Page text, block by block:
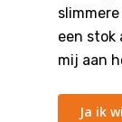
een stok
mij aan
Ja ik